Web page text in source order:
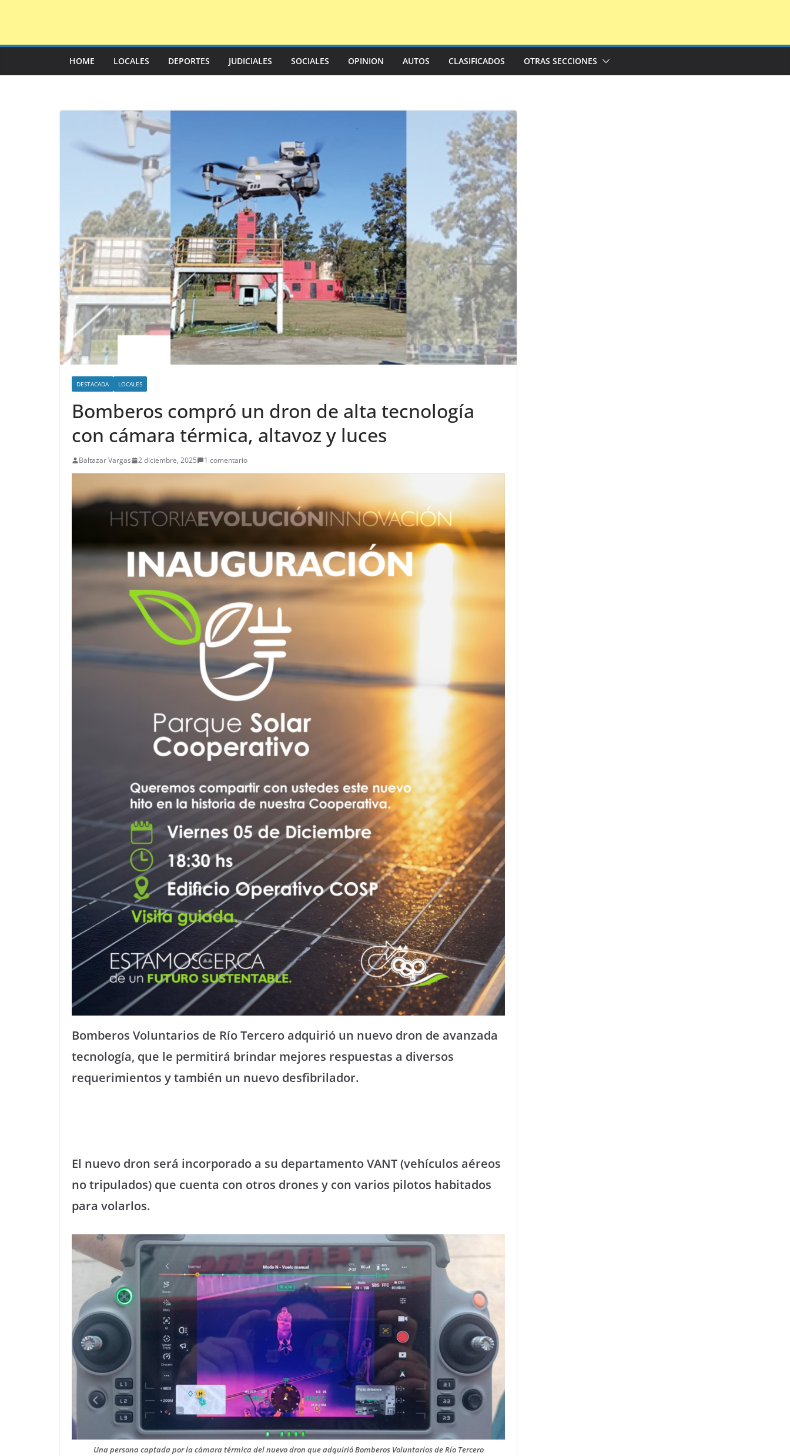
HOME LOCALES DEPORTES JUDICIALES SOCIALES OPINION AUTOS CLASIFICADOS OTRAS SECCIONES
DESTACADA LOCALES
Bomberos compró un dron de alta tecnología
con cámara térmica, altavoz y luces
Baltazar Vargas 2 diciembre, 2025 1 comentario
Bomberos Voluntarios de Río Tercero adquirió un nuevo dron de avanzada
tecnología, que le permitirá brindar mejores respuestas a diversos
requerimientos y también un nuevo desfibrilador.
El nuevo dron será incorporado a su departamento VANT (vehículos aéreos
no tripulados) que cuenta con otros drones y con varios pilotos habitados
para volarlos.
Una persona captada por la cámara térmica del nuevo dron que adquirió Bomberos Voluntarios de Río Tercero